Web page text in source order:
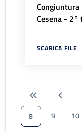
Cesena -
SCARICA FILE
8
9 10